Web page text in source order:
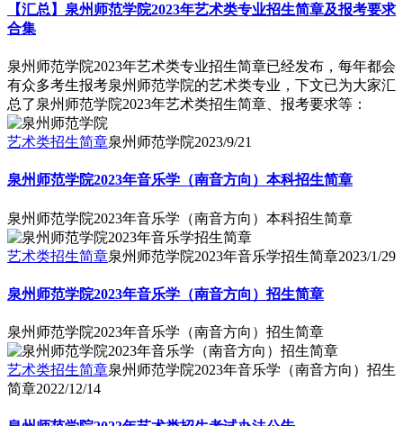
【汇总】泉州师范学院2023年艺术类专业招生简章及报考要求
合集
泉州师范学院2023年艺术类专业招生简章已经发布，每年都会
有众多考生报考泉州师范学院的艺术类专业，下文已为大家汇
总了泉州师范学院2023年艺术类招生简章、报考要求等：
艺术类招生简章泉州师范学院2023/9/21
泉州师范学院2023年音乐学（南音方向）本科招生简章
泉州师范学院2023年音乐学（南音方向）本科招生简章
艺术类招生简章泉州师范学院2023年音乐学招生简章2023/1/29
泉州师范学院2023年音乐学（南音方向）招生简章
泉州师范学院2023年音乐学（南音方向）招生简章
艺术类招生简章泉州师范学院2023年音乐学（南音方向）招生
简章2022/12/14